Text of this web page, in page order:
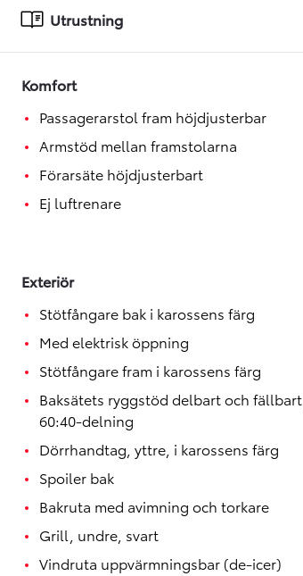
BENSIN
Utrustning
Komfort
Passagerarstol fram höjdjusterbar
Armstöd mellan framstolarna
Förarsäte höjdjusterbart
Ej luftrenare
Exteriör
Stötfångare bak i karossens färg
Med elektrisk öppning
Stötfångare fram i karossens färg
Baksätets ryggstöd delbart och fällbart,
60:40-delning
Dörrhandtag, yttre, i karossens färg
Spoiler bak
Bakruta med avimning och torkare
Grill, undre, svart
Vindruta uppvärmningsbar (de-icer)